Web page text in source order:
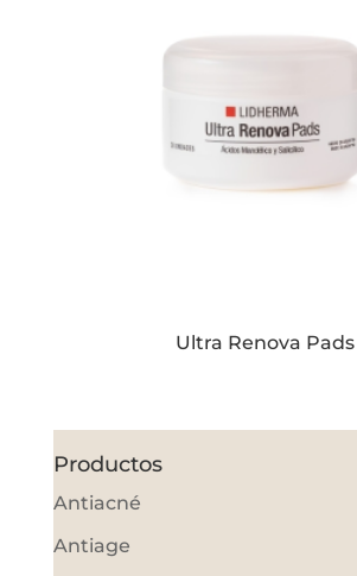
Ultra Renova Pads
Productos
Antiacné
Antiage